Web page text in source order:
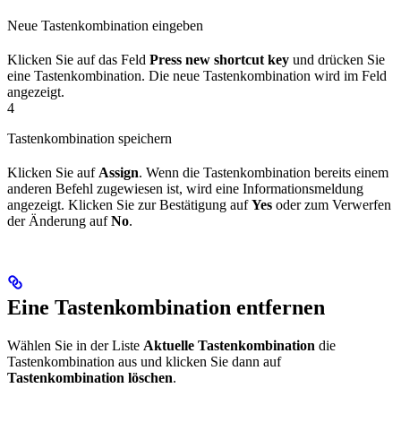
Neue Tastenkombination eingeben
Klicken Sie auf das Feld Press new shortcut key und drücken Sie
eine Tastenkombination. Die neue Tastenkombination wird im Feld
angezeigt.
4
Tastenkombination speichern
Klicken Sie auf Assign. Wenn die Tastenkombination bereits einem
anderen Befehl zugewiesen ist, wird eine Informationsmeldung
angezeigt. Klicken Sie zur Bestätigung aufYes oder zum Verwerfen
der Änderung aufNo.
Eine Tastenkombination entfernen
Wählen Sie in der Liste Aktuelle Tastenkombination die
Tastenkombination aus und klicken Sie dann auf
Tastenkombination löschen.